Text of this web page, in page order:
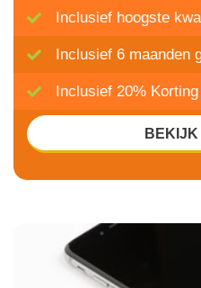
Inclusief hoogste
Inclusief 6 maanden
Inclusief 20% Korting